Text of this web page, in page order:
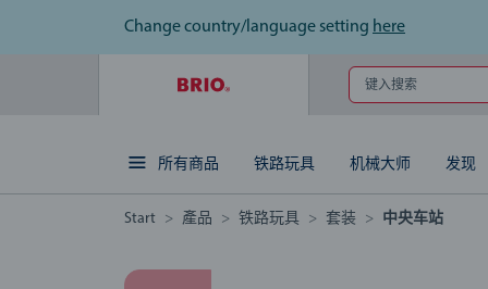
Change country/language setting here
键入搜索
所有商品 铁路玩具 机械大师 发现
Start 產品 铁路玩具 套装 中央车站